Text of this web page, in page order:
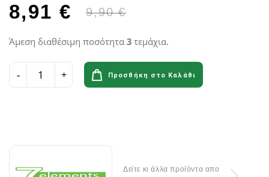
8,91 € 9,90 €
Άμεση διαθέσιμη ποσότητα 3 τεμάχια.
Προσθήκη στο Καλάθι
Δείτε κι άλλα προϊόντα απο